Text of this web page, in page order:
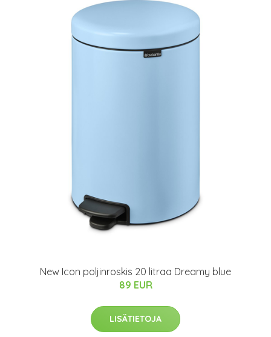
New Icon poljinroskis 20 litraa Dreamy blue
89 EUR
LISÄTIETOJA